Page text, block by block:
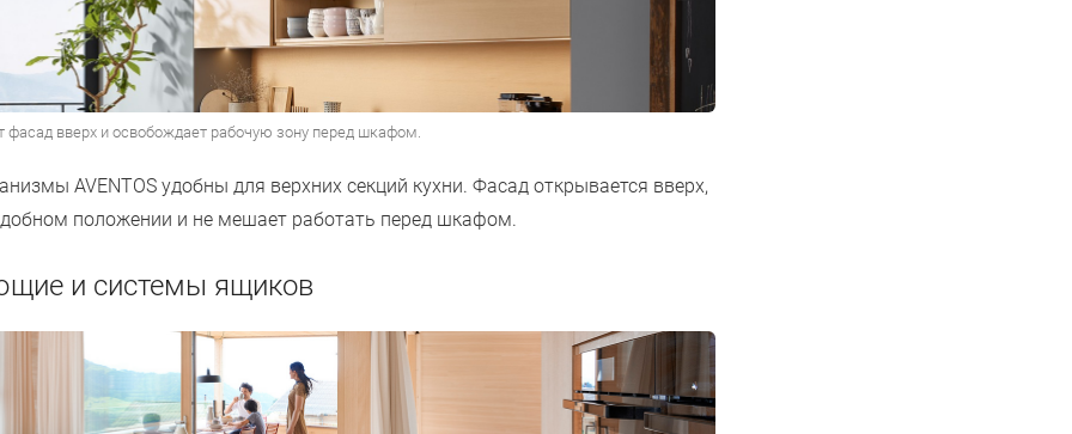
фасад вверх и освобождает рабочую зону перед шкафом.
AVENTOS удобны для верхних секций кухни. Фасад открывается вверх,
положении и не мешает работать перед шкафом.
и системы ящиков